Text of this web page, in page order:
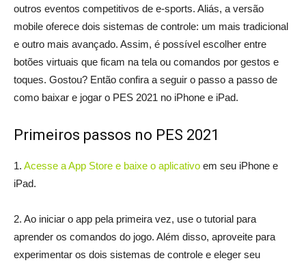
outros eventos competitivos de e-sports. Aliás, a versão
mobile oferece dois sistemas de controle: um mais tradicional
e outro mais avançado. Assim, é possível escolher entre
botões virtuais que ficam na tela ou comandos por gestos e
toques. Gostou? Então confira a seguir o passo a passo de
como baixar e jogar o PES 2021 no iPhone e iPad.
Primeiros passos no PES 2021
1. Acesse a App Store e baixe o aplicativo em seu iPhone e
iPad.
2. Ao iniciar o app pela primeira vez, use o tutorial para
aprender os comandos do jogo. Além disso, aproveite para
experimentar os dois sistemas de controle e eleger seu